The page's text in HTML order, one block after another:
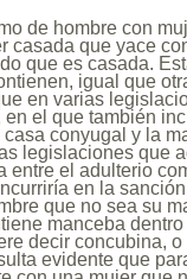
de hombre con
casada que yace
que es casada.
igual que
en varias
el que también
conyugal y la
legislaciones que
entre el adulterio
en la
que no sea su
manceba
decir concubina,
evidente que